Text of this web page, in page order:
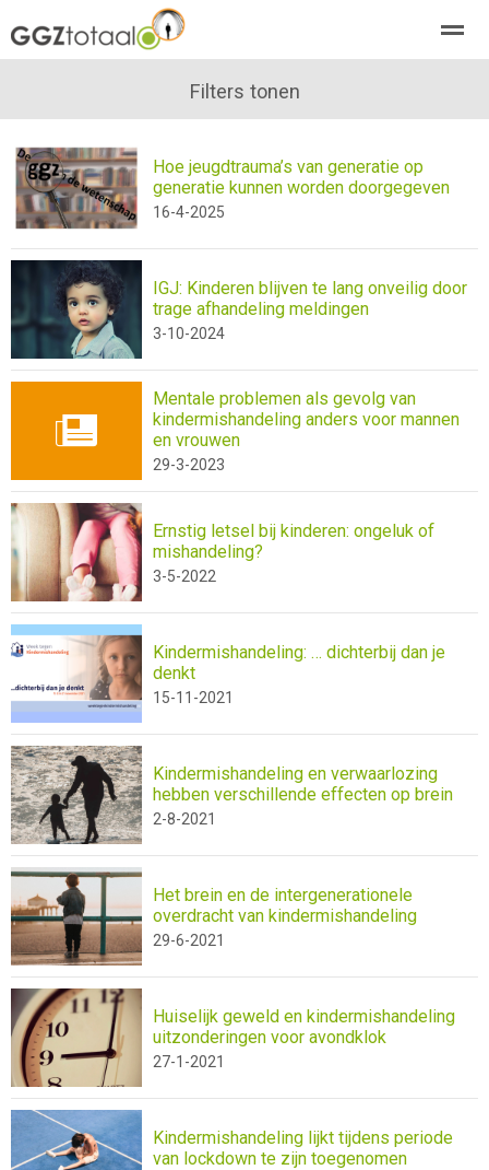
abonneren agenda
Home Nieuws Zoeken Pagina's
Filters tonen
Hoe jeugdtrauma’s van generatie op
generatie kunnen worden doorgegeven
16-4-2025
IGJ: Kinderen blijven te lang onveilig door
trage afhandeling meldingen
3-10-2024
Mentale problemen als gevolg van
kindermishandeling anders voor mannen
en vrouwen
29-3-2023
Ernstig letsel bij kinderen: ongeluk of
mishandeling?
3-5-2022
Kindermishandeling: … dichterbij dan je
denkt
15-11-2021
Kindermishandeling en verwaarlozing
hebben verschillende effecten op brein
2-8-2021
Het brein en de intergenerationele
overdracht van kindermishandeling
29-6-2021
Huiselijk geweld en kindermishandeling
uitzonderingen voor avondklok
27-1-2021
Kindermishandeling lijkt tijdens periode
van lockdown te zijn toegenomen